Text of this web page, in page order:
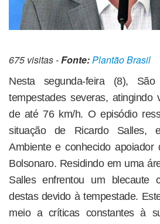
675 visitas -Fonte:Plantão Brasil
Nesta segunda-feira (8),
tempestades severas, atingindo
de até 76 km/h. O episódio
situação de Ricardo Salles,
Ambiente e conhecido apoiador
Bolsonaro. Residindo em uma
Salles enfrentou um blecaute
destas devido à tempestade.
meio a críticas constantes à